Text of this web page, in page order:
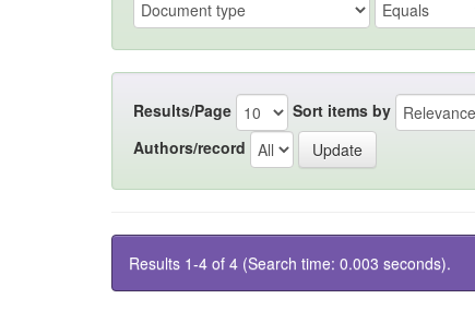
Results/Page Sort items by
Authors/record
Results 1-4 of 4 (Search time: 0.003 seconds).